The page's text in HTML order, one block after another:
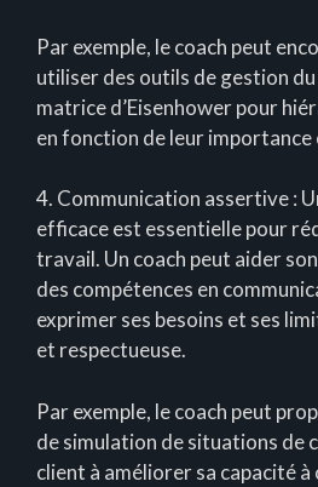
Par exemple, le coach peut
utiliser des outils de gestion
matrice d’Eisenhower pour
en fonction de leur importance
4. Communication assertive :
efficace est essentielle pour
travail. Un coach peut aider
des compétences en
exprimer ses besoins et ses
et respectueuse.
Par exemple, le coach peut
de simulation de situations de
client à améliorer sa capacité